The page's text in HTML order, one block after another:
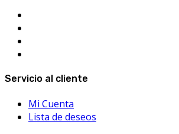
Servicio al cliente
Mi Cuenta
Lista de deseos